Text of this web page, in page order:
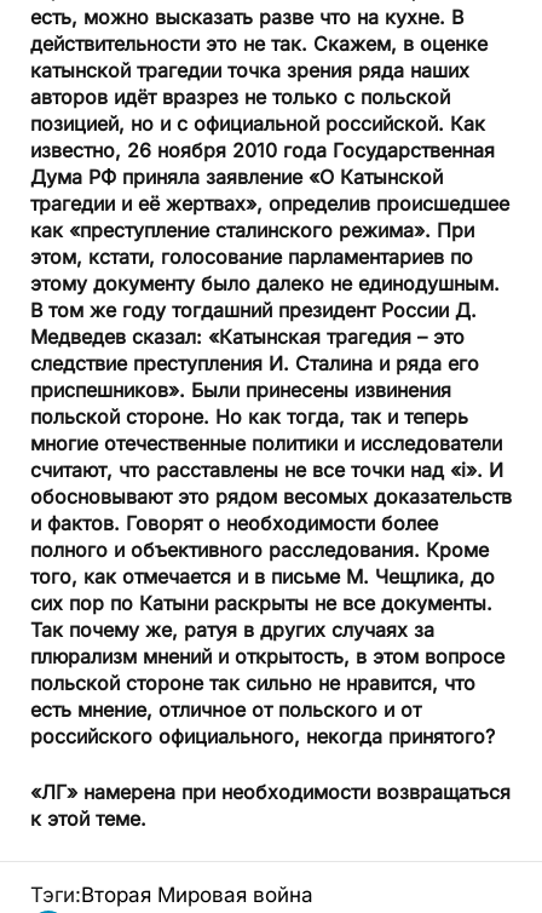
есть, можно высказать разве что на кухне. В
действительности это не так. Скажем, в оценке
катынской трагедии точка зрения ряда наших
авторов идёт вразрез не только с польской
позицией, но и с официальной российской. Как
известно, 26 ноября 2010 года Государственная
Дума РФ приняла заявление «О Катынской
трагедии и её жертвах», определив происшедшее
как «преступ­ление сталинского режима». При
этом, кстати, голосование парламентариев по
этому документу было далеко не единодушным.
В том же году тогдашний президент России Д.
Медведев сказал: «Катынская трагедия – это
следствие преступления И. Сталина и ряда его
приспешников». Были принесены извинения
польской стороне. Но как тогда, так и теперь
многие отечественные политики и исследователи
считают, что расставлены не все точки над «i». И
обосновывают это рядом весомых доказательств
и фактов. Говорят о необходимости более
полного и объективного расследования. Кроме
того, как отмечается и в письме М. Чещлика, до
сих пор по Катыни раскрыты не все документы.
Так почему же, ратуя в других случаях за
плюрализм мнений и открытость, в этом вопросе
польской стороне так сильно не нравится, что
есть мнение, отличное от польского и от
российского официального, некогда принятого?
«ЛГ» намерена при необходимости возвращаться
к этой теме.
Тэги:Вторая Мировая война